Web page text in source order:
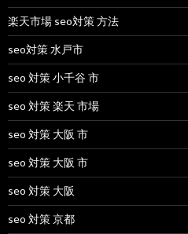
楽天市場 seo対策 方法
seo対策 水戸市
seo 対策 小千谷 市
seo 対策 楽天 市場
seo 対策 大阪 市
seo 対策 大阪 市
seo 対策 大阪
seo 対策 京都